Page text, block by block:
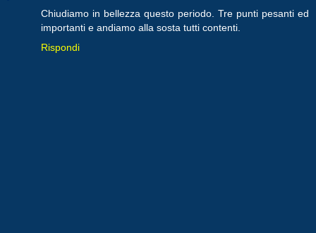
Chiudiamo in bellezza questo periodo. Tre punti pesanti ed
importanti e andiamo alla sosta tutti contenti.
Rispondi